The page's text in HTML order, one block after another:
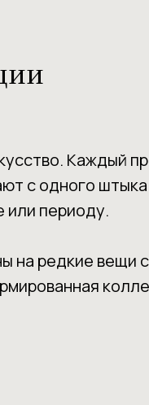
Каждый
с одного
или периоду.
на редкие вещи